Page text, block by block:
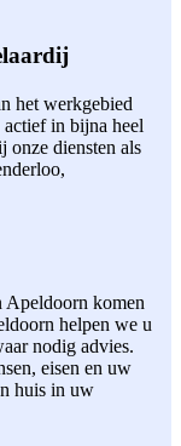
het werkgebied
in bijna heel
onze diensten als
Apeldoorn komen
helpen we u
nodig advies.
eisen en uw
huis in uw